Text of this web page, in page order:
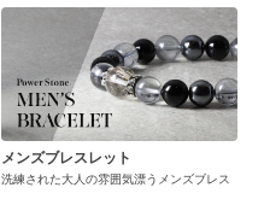
メンズブレスレット
洗練された大人の雰囲気漂うメンズブレス